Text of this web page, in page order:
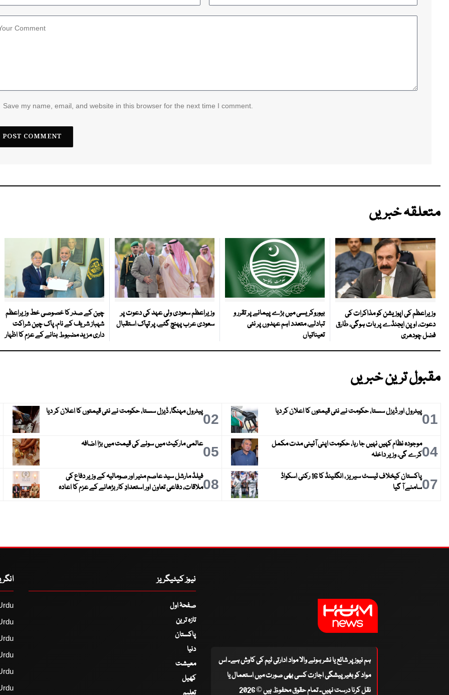
Save my name, email, and website in this browser for the next time I comment.
متعلقہ خبریں
وزیراعظم کی اپوزیشن کو مذاکرات کی
دعوت، اوپن ایجنڈے پر بات ہوگی، طارق
فضل چودھری
بیوروکریسی میں بڑے پیمانے پر تقرر و
تبادلے، متعدد اہم عہدوں پر نئی
تعیناتیاں
وزیراعظم سعودی ولی عہد کی دعوت پر
سعودی عرب پہنچ گئے، پر تپاک استقبال
چین کے صدر کا خصوصی خط وزیراعظم
شہباز شریف کے نام، پاک چین شراکت
داری مزید مضبوط بنانے کے عزم کا اظہار
مقبول ترین خبریں
01پیٹرول اور ڈیزل سستا، حکومت نے نئی قیمتوں کا اعلان کر دیا 02پیٹرول مہنگا، ڈیزل سستا، حکومت نے نئی قیمتوں کا اعلان کر دیا
04موجودہ نظام کہیں نہیں جا رہا، حکومت اپنی آئینی مدت مکمل
کرے گی، وزیر داخلہ
05عالمی مارکیٹ میں سونے کی قیمت میں بڑا اضافہ
07
پاکستان کیخلاف ٹیسٹ سیریز ، انگلینڈ کا 16 رکنی اسکواڈ
سامنے آ گیا
08فیلڈ مارشل سید عاصم منیر اور صومالیہ کے وزیر دفاع کی
ملاقات، دفاعی تعاون اور استعدادِ کار بڑھانے کے عزم کا اعادہ
ہم نیوز پر شائع یا نشر ہونے والا مواد ادارتی ٹیم کی کاوش ہے۔ اس
مواد کو بغیر پیشگی اجازت کسی بھی صورت میں استعمال یا
نقل کرنا درست نہیں۔ تمام حقوق محفوظ ہیں © 2026
نیوز کیٹیگریز
صفحۂ اول
تازہ ترین
پاکستان
دنیا
معیشت
کھیل